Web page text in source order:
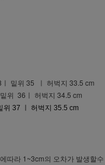
밑위 35 ㅣ 허벅지 33.5 cm
위 36ㅣ 허벅지 34.5 cm
위 37 ㅣ 허벅지 35.5 cm
따라 1~3cm의 오차가 발생할수